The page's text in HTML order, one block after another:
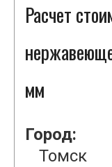
Расчет
мм
Город:
Томск